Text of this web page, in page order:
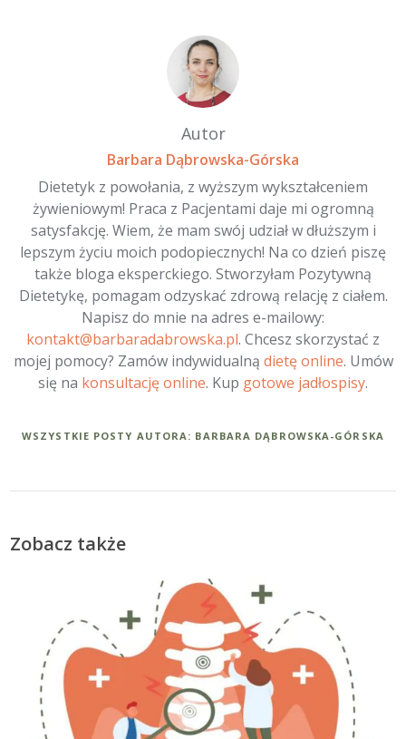
Autor
Barbara Dąbrowska-Górska
Dietetyk z powołania, z wyższym wykształceniem
żywieniowym! Praca z Pacjentami daje mi ogromną
satysfakcję. Wiem, że mam swój udział w dłuższym i
lepszym życiu moich podopiecznych! Na co dzień piszę
także bloga eksperckiego. Stworzyłam Pozytywną
Dietetykę, pomagam odzyskać zdrową relację z ciałem.
Napisz do mnie na adres e-mailowy:
kontakt@barbaradabrowska.pl. Chcesz skorzystać z
mojej pomocy? Zamów indywidualną dietę online. Umów
się na konsultację online. Kup gotowe jadłospisy.
WSZYSTKIE POSTY AUTORA: BARBARA DĄBROWSKA-GÓRSKA
Zobacz także